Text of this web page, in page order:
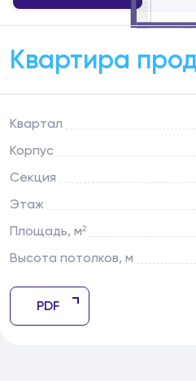
Квартал
Корпус
Секция
Этаж
Площадь, м²
Высота потолков, м
PDF
Квартира